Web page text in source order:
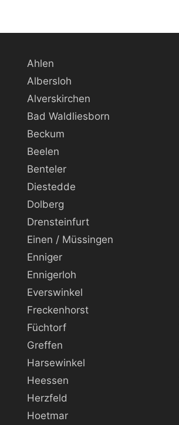
Ahlen
Albersloh
Alverskirchen
Bad Waldliesborn
Beckum
Beelen
Benteler
Diestedde
Dolberg
Drensteinfurt
Einen / Müssingen
Enniger
Ennigerloh
Everswinkel
Freckenhorst
Füchtorf
Greffen
Harsewinkel
Heessen
Herzfeld
Hoetmar